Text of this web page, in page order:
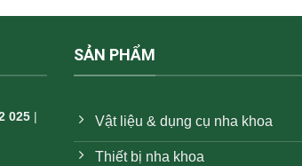
025|
SẢN PHẨM
Vật liệu & dụng cụ nha khoa
Thiết bị nha khoa